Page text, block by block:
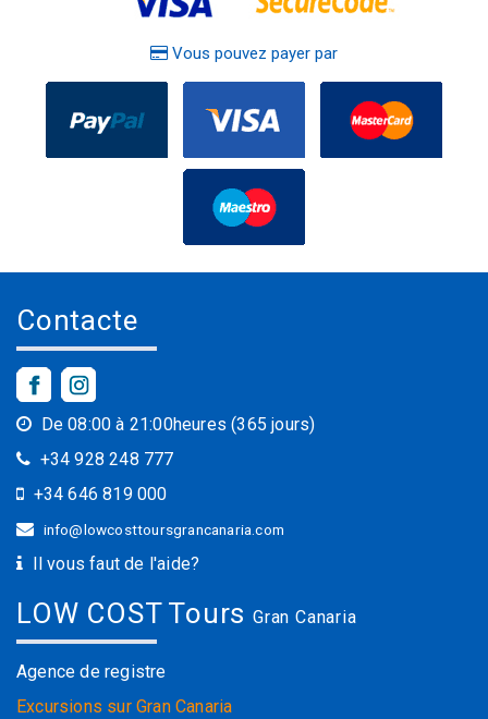
Vous pouvez payer par
Contacte
De 08:00 à 21:00heures (365 jours)
+34 928 248 777
+34 646 819 000
info@lowcosttoursgrancanaria.com
Il vous faut de l'aide?
LOW COST Tours Gran Canaria
Agence de registre
Excursions sur Gran Canaria